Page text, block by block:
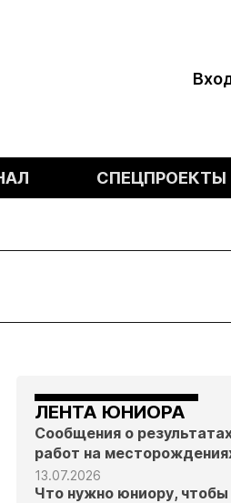
СПЕЦПРОЕКТЫ
ЛЕНТА ЮНИОРА
Сообщения о
работ на
13.07.2026
Что нужно юниору, чтобы